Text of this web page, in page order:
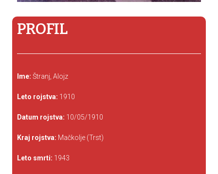
PROFIL
Ime: Štranj, Alojz
Leto rojstva: 1910
Datum rojstva: 10/05/1910
Kraj rojstva: Mačkolje (Trst)
Leto smrti: 1943